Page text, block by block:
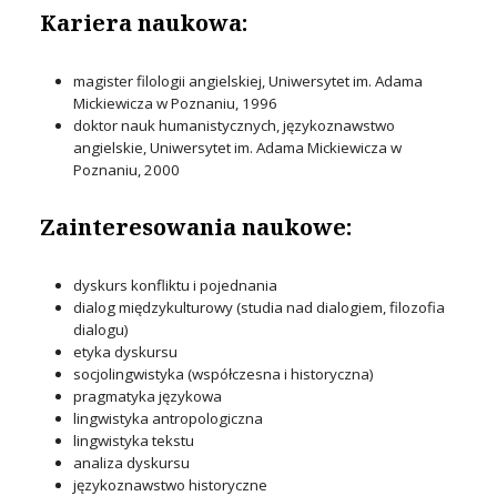
Kariera naukowa:
magister filologii angielskiej, Uniwersytet im. Adama
Mickiewicza w Poznaniu, 1996
doktor nauk humanistycznych, językoznawstwo
angielskie, Uniwersytet im. Adama Mickiewicza w
Poznaniu, 2000
Zainteresowania naukowe:
dyskurs konfliktu i pojednania
dialog międzykulturowy (studia nad dialogiem, filozofia
dialogu)
etyka dyskursu
socjolingwistyka (współczesna i historyczna)
pragmatyka językowa
lingwistyka antropologiczna
lingwistyka tekstu
analiza dyskursu
językoznawstwo historyczne